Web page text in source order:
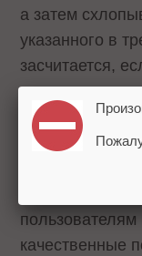
а затем
указанного в
засчитается,
определить
партнера.
пользователям
качественные